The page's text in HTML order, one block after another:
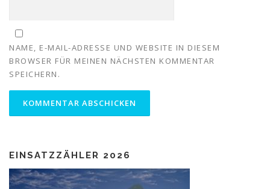
NAME, E-MAIL-ADRESSE UND WEBSITE IN DIESEM
BROWSER FÜR MEINEN NÄCHSTEN KOMMENTAR
SPEICHERN.
EINSATZZÄHLER 2026